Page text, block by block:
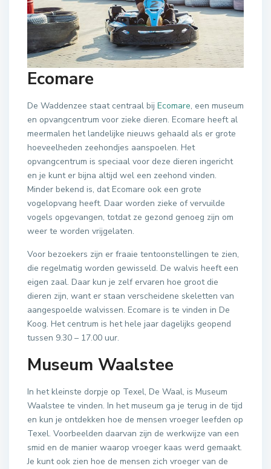
Ecomare
De Waddenzee staat centraal bij Ecomare, een museum
en opvangcentrum voor zieke dieren. Ecomare heeft al
meermalen het landelijke nieuws gehaald als er grote
hoeveelheden zeehondjes aanspoelen. Het
opvangcentrum is speciaal voor deze dieren ingericht
en je kunt er bijna altijd wel een zeehond vinden.
Minder bekend is, dat Ecomare ook een grote
vogelopvang heeft. Daar worden zieke of vervuilde
vogels opgevangen, totdat ze gezond genoeg zijn om
weer te worden vrijgelaten.
Voor bezoekers zijn er fraaie tentoonstellingen te zien,
die regelmatig worden gewisseld. De walvis heeft een
eigen zaal. Daar kun je zelf ervaren hoe groot die
dieren zijn, want er staan verscheidene skeletten van
aangespoelde walvissen. Ecomare is te vinden in De
Koog. Het centrum is het hele jaar dagelijks geopend
tussen 9.30 – 17.00 uur.
Museum Waalstee
In het kleinste dorpje op Texel, De Waal, is Museum
Waalstee te vinden. In het museum ga je terug in de tijd
en kun je ontdekken hoe de mensen vroeger leefden op
Texel. Voorbeelden daarvan zijn de werkwijze van een
smid en de manier waarop vroeger kaas werd gemaakt.
Je kunt ook zien hoe de mensen zich vroeger van de